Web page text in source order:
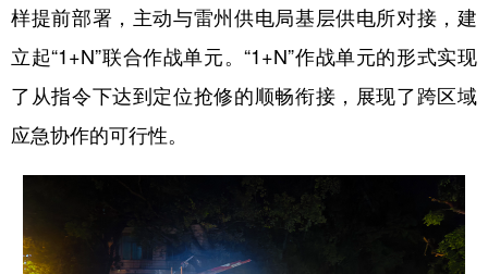
样提前部署，主动与雷州供电局基层供电所对接，建
立起“1+N”联合作战单元。“1+N”作战单元的形式实现
了从指令下达到定位抢修的顺畅衔接，展现了跨区域
应急协作的可行性。